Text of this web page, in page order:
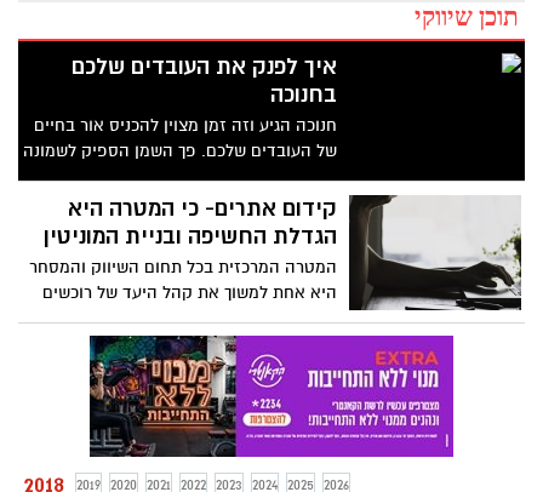
תוכן שיווקי
איך לפנק את העובדים שלכם
בחנוכה
חנוכה הגיע וזה זמן מצוין להכניס אור בחיים
של העובדים שלכם. פך השמן הספיק לשמונה
ימים, והפינוק שלכם יכול לשמח את העובדים
שלכם ולהספיק אף ליותר מכך. סלסלת פירות
טרייה ועשירה גדושה בפירות עסיסיים יכולה
להיות מנת חלקם של העובדים במשרד שלכם.
בנוסף לכך, דרך חברת "פרימדונה" תוכלו
להזמין גם פירות מיובשים ממולאים ומגשי
סושי פירות ושוקולד. סופגניות הם יאכלו גם
כך – בעזרתנו תוכלו לפנק ולהפתיע אותם
בדרך שהם לא יצפו לה.
קידום אתרים- כי המטרה היא
הגדלת החשיפה ובניית המוניטין
המטרה המרכזית בכל תחום השיווק והמסחר
היא אחת למשוך את קהל היעד של רוכשים
פוטנציאליים במהירות האפשרית וביעילות
המיטבית ביותר. תחרות עסקית הייתה קיימת
משחר ההיסטוריה.
2018 2019 2020 2021 2022 2023 2024 2025
2026